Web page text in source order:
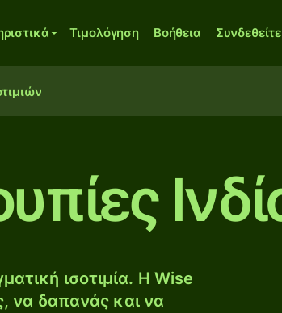
Τιμολόγηση Βοήθεια Συνδεθείτε
ισοτιμία. Η Wise
να δαπανάς και να